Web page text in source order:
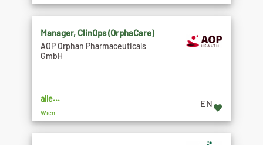
Manager, ClinOps (OrphaCare)
AOP Orphan Pharmaceuticals
GmbH
alle...
Wien
EN